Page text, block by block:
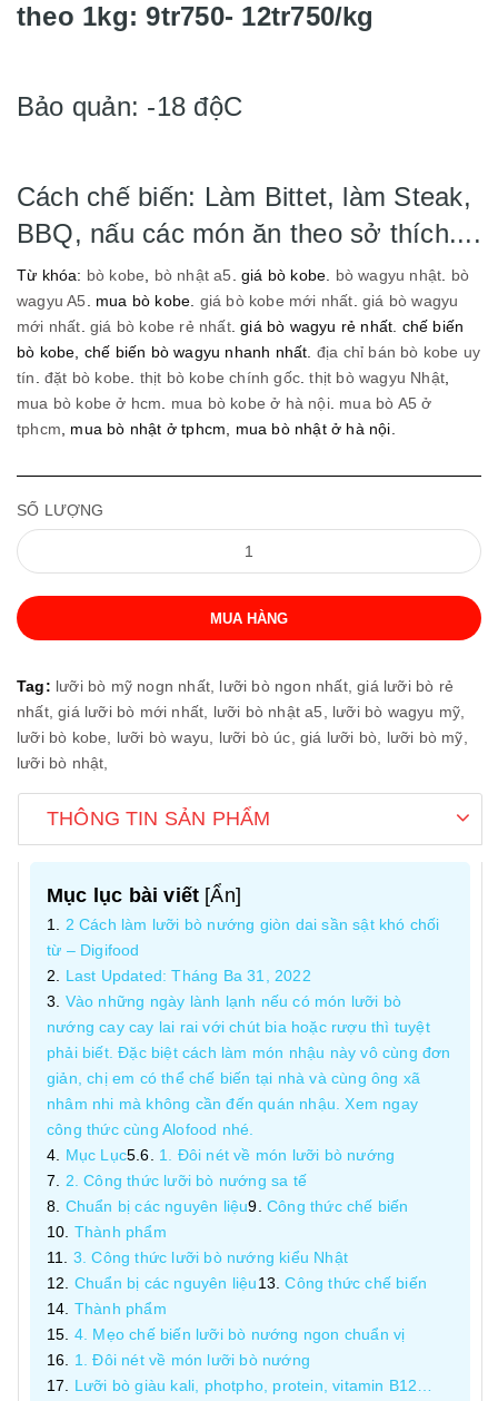
theo 1kg: 9tr750- 12tr750/kg
Bảo quản: -18 độC
Cách chế biến: Làm Bittet, làm Steak,
BBQ, nấu các món ăn theo sở thích....
Từ khóa: bò kobe bò nhật a5 . giá bò kobe. bò wagyu nhật
bò
wagyu A5
. mua bò kobe. giá bò kobe mới nhất .giá bò wagyu
mới nhất .giá bò kobe rẻ nhất. giá bò wagyu rẻ nhất. chế biến
bò kobe, chế biến bò wagyu nhanh nhất. địa chỉ bán bò kobe uy
tín
.đặt bò kobe thịt bò kobe chính gốc .thịt bò wagyu Nhật
mua bò kobe ở hcm
mua bò kobe ở hà nội. mua bò A5 ở
tphcm , mua bò nhật ở tphcm, mua bò nhật ở hà nội.
SỐ LƯỢNG
MUA HÀNG
Tag: lưỡi bò mỹ nogn nhất, lưỡi bò ngon nhất,giá lưỡi bò rẻ
nhất,giá lưỡi bò mới nhất, lưỡi bò nhật a5, lưỡi bò wagyu mỹ,
lưỡi bò kobe, lưỡi bò wayu, lưỡi bò úc,giá lưỡi bò, lưỡi bò mỹ,
lưỡi bò nhật,
THÔNG TIN SẢN PHẨM
Mục lục bài viết [Ẩn]
2 Cách làm lưỡi bò nướng giòn dai sần sật khó chối
từ – Digifood
Last Updated: Tháng Ba 31, 2022
Vào những ngày lành lạnh nếu có món lưỡi bò
nướng cay cay lai rai với chút bia hoặc rượu thì tuyệt
phải biết. Đặc biệt cách làm món nhậu này vô cùng đơn
giản, chị em có thể chế biến tại nhà và cùng ông xã
nhâm nhi mà không cần đến quán nhậu. Xem ngay
công thức cùng Alofood nhé.
Mục Lục
1. Đôi nét về món lưỡi bò nướng
2. Công thức lưỡi bò nướng sa tế
Chuẩn bị các nguyên liệu
Công thức chế biến
Thành phẩm
3. Công thức lưỡi bò nướng kiểu Nhật
Chuẩn bị các nguyên liệu
Công thức chế biến
Thành phẩm
4. Mẹo chế biến lưỡi bò nướng ngon chuẩn vị
1. Đôi nét về món lưỡi bò nướng
Lưỡi bò giàu kali, photpho, protein, vitamin B12…